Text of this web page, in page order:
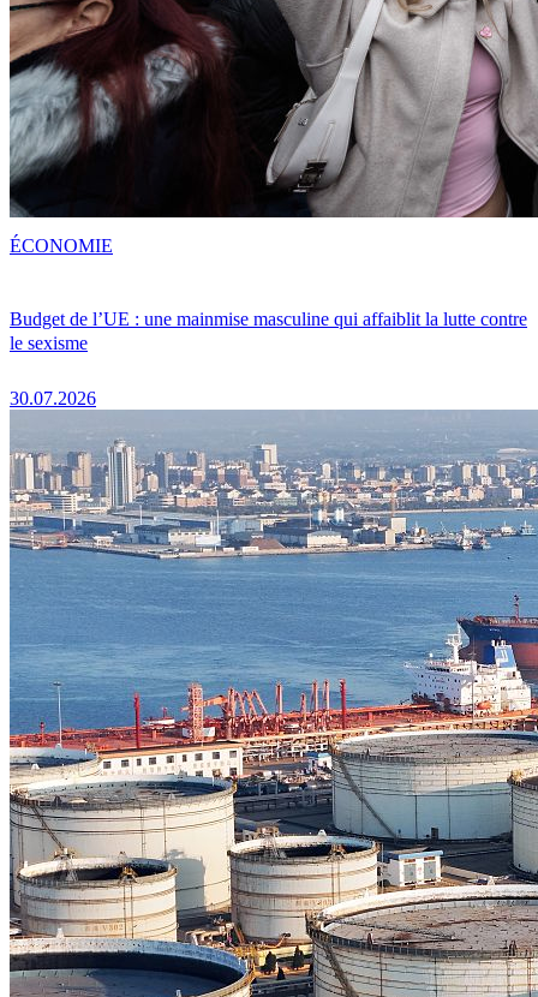
Budget de l’UE : une mainmise masculine qui affaiblit la lutte contre
le sexisme
30.07.2026
ÉCONOMIE